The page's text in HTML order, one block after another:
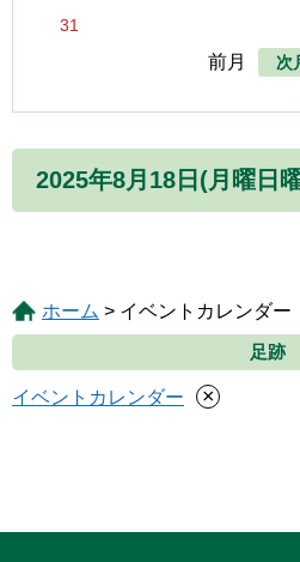
31
前月 次
2025年8月18日(月曜日
ホーム > イベントカレンダー
足跡
イベントカレンダー ×